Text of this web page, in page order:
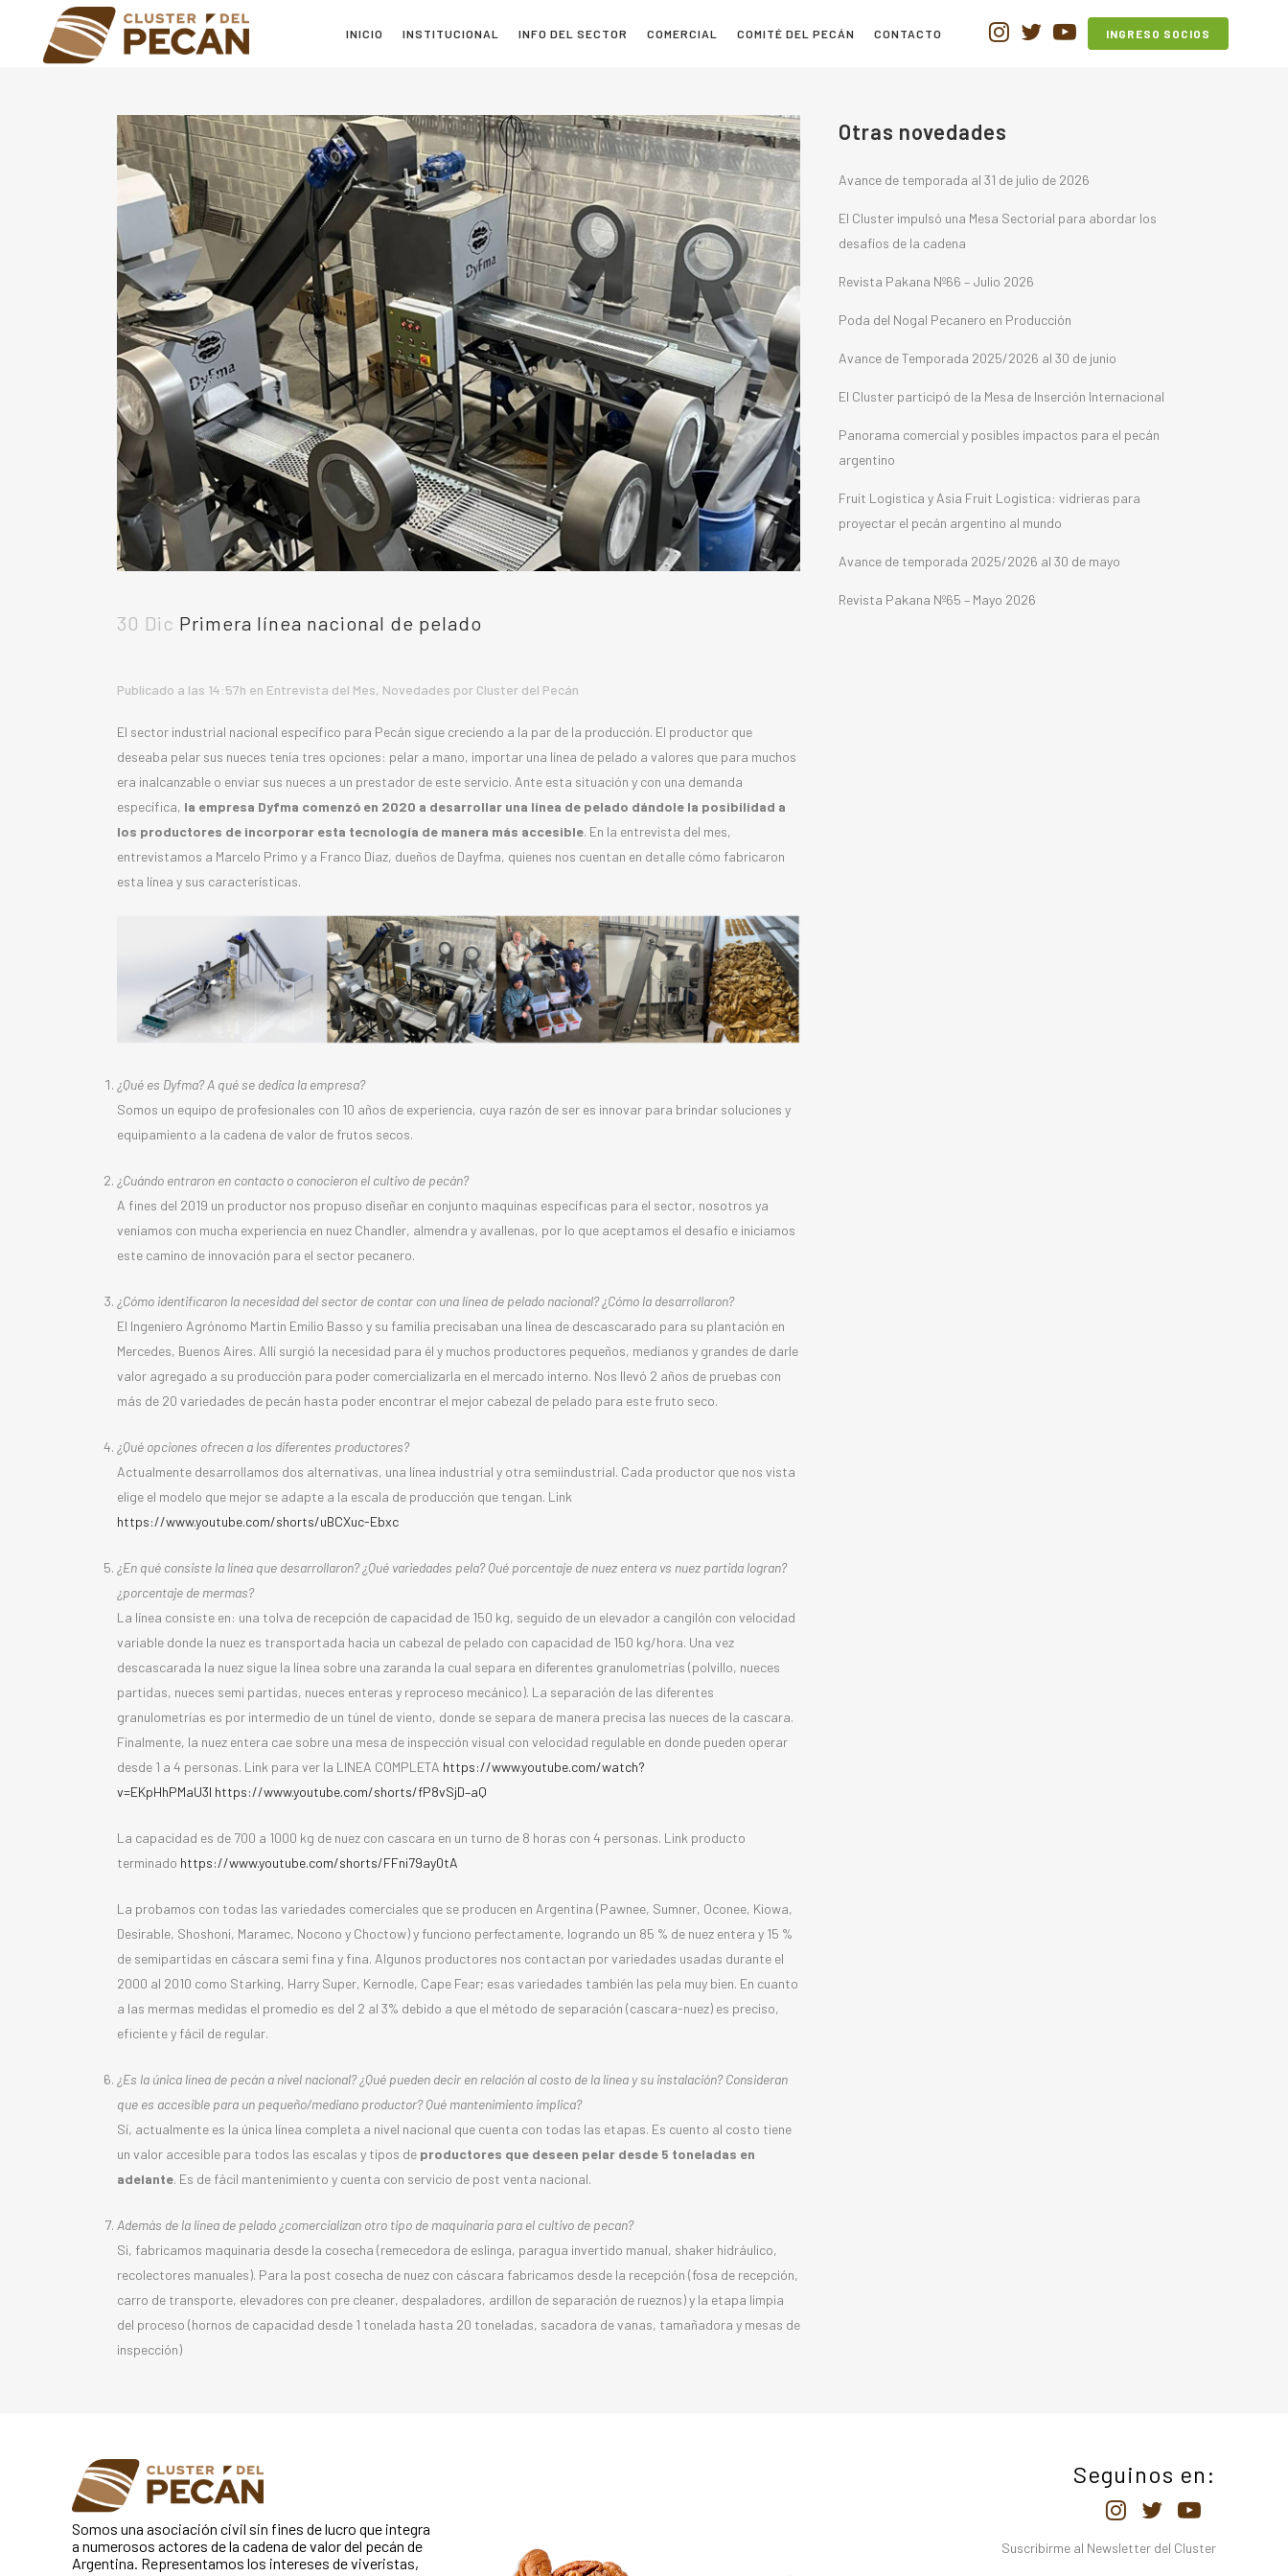
INGRESO SOCIOS
INICIO INSTITUCIONAL INFO DEL SECTOR COMERCIAL COMITÉ DEL PECÁN CONTACTO
30 Dic Primera línea nacional de pelado
Publicado a las 14:57h en Entrevista del Mes, Novedades por Cluster del Pecán
El sector industrial nacional específico para Pecán sigue creciendo a la par de la producción. El productor que
deseaba pelar sus nueces tenía tres opciones: pelar a mano, importar una línea de pelado a valores que para muchos
era inalcanzable o enviar sus nueces a un prestador de este servicio. Ante esta situación y con una demanda
específica, la empresa Dyfma comenzó en 2020 a desarrollar una línea de pelado dándole la posibilidad a
los productores de incorporar esta tecnología de manera más accesible. En la entrevista del mes,
entrevistamos a Marcelo Primo y a Franco Diaz, dueños de Dayfma, quienes nos cuentan en detalle cómo fabricaron
esta línea y sus características.
¿Qué es Dyfma? A qué se dedica la empresa?
Somos un equipo de profesionales con 10 años de experiencia, cuya razón de ser es innovar para brindar soluciones y
equipamiento a la cadena de valor de frutos secos.
¿Cuándo entraron en contacto o conocieron el cultivo de pecán?
A fines del 2019 un productor nos propuso diseñar en conjunto maquinas específicas para el sector, nosotros ya
veníamos con mucha experiencia en nuez Chandler, almendra y avallenas, por lo que aceptamos el desafío e iniciamos
este camino de innovación para el sector pecanero.
¿Cómo identificaron la necesidad del sector de contar con una línea de pelado nacional? ¿Cómo la desarrollaron?
El Ingeniero Agrónomo Martin Emilio Basso y su familia precisaban una línea de descascarado para su plantación en
Mercedes, Buenos Aires. Allí surgió la necesidad para él y muchos productores pequeños, medianos y grandes de darle
valor agregado a su producción para poder comercializarla en el mercado interno. Nos llevó 2 años de pruebas con
más de 20 variedades de pecán hasta poder encontrar el mejor cabezal de pelado para este fruto seco.
¿Qué opciones ofrecen a los diferentes productores?
Actualmente desarrollamos dos alternativas, una línea industrial y otra semiindustrial. Cada productor que nos vista
elige el modelo que mejor se adapte a la escala de producción que tengan. Link
https://www.youtube.com/shorts/uBCXuc-Ebxc
¿En qué consiste la línea que desarrollaron? ¿Qué variedades pela? Qué porcentaje de nuez entera vs nuez partida logran?
¿porcentaje de mermas?
La línea consiste en: una tolva de recepción de capacidad de 150 kg, seguido de un elevador a cangilón con velocidad
variable donde la nuez es transportada hacia un cabezal de pelado con capacidad de 150 kg/hora. Una vez
descascarada la nuez sigue la línea sobre una zaranda la cual separa en diferentes granulometrías (polvillo, nueces
partidas, nueces semi partidas, nueces enteras y reproceso mecánico). La separación de las diferentes
granulometrías es por intermedio de un túnel de viento, donde se separa de manera precisa las nueces de la cascara.
Finalmente, la nuez entera cae sobre una mesa de inspección visual con velocidad regulable en donde pueden operar
desde 1 a 4 personas. Link para ver la LINEA COMPLETA https://www.youtube.com/watch?
v=EKpHhPMaU3I https://www.youtube.com/shorts/fP8vSjD–aQ
La capacidad es de 700 a 1000 kg de nuez con cascara en un turno de 8 horas con 4 personas. Link producto
terminado https://www.youtube.com/shorts/FFni79ay0tA
La probamos con todas las variedades comerciales que se producen en Argentina (Pawnee, Sumner, Oconee, Kiowa,
Desirable, Shoshoni, Maramec, Nocono y Choctow) y funciono perfectamente, logrando un 85 % de nuez entera y 15 %
de semipartidas en cáscara semi fina y fina. Algunos productores nos contactan por variedades usadas durante el
2000 al 2010 como Starking, Harry Super, Kernodle, Cape Fear; esas variedades también las pela muy bien. En cuanto
a las mermas medidas el promedio es del 2 al 3% debido a que el método de separación (cascara-nuez) es preciso,
eficiente y fácil de regular.
¿Es la única línea de pecán a nivel nacional? ¿Qué pueden decir en relación al costo de la línea y su instalación? Consideran
que es accesible para un pequeño/mediano productor? Qué mantenimiento implica?
Sí, actualmente es la única línea completa a nivel nacional que cuenta con todas las etapas. Es cuento al costo tiene
un valor accesible para todos las escalas y tipos de productores que deseen pelar desde 5 toneladas en
adelante. Es de fácil mantenimiento y cuenta con servicio de post venta nacional.
Además de la línea de pelado ¿comercializan otro tipo de maquinaria para el cultivo de pecan?
Si, fabricamos maquinaria desde la cosecha (remecedora de eslinga, paragua invertido manual, shaker hidráulico,
recolectores manuales). Para la post cosecha de nuez con cáscara fabricamos desde la recepción (fosa de recepción,
carro de transporte, elevadores con pre cleaner, despaladores, ardillon de separación de rueznos) y la etapa limpia
del proceso (hornos de capacidad desde 1 tonelada hasta 20 toneladas, sacadora de vanas, tamañadora y mesas de
inspección)
Otras novedades
Avance de temporada al 31 de julio de 2026
El Cluster impulsó una Mesa Sectorial para abordar los
desafíos de la cadena
Revista Pakana Nº66 – Julio 2026
Poda del Nogal Pecanero en Producción
Avance de Temporada 2025/2026 al 30 de junio
El Cluster participó de la Mesa de Inserción Internacional
Panorama comercial y posibles impactos para el pecán
argentino
Fruit Logistica y Asia Fruit Logistica: vidrieras para
proyectar el pecán argentino al mundo
Avance de temporada 2025/2026 al 30 de mayo
Revista Pakana Nº65 – Mayo 2026
Somos una asociación civil sin fines de lucro que integra
a numerosos actores de la cadena de valor del pecán de
Argentina. Representamos los intereses de viveristas,
Seguinos en:
Suscribirme al Newsletter del Cluster